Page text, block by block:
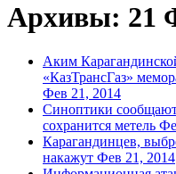
Архивы: 21
Аким
«КазТрансГаз»
Фев 21, 2014
Синоптики
сохранится метель
Карагандинцев,
накажут Фев 21, 2014